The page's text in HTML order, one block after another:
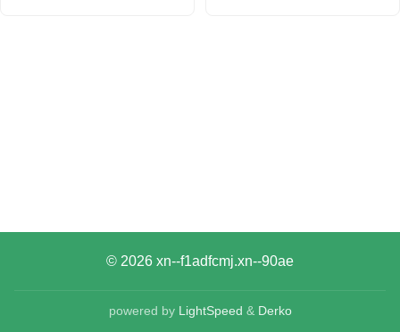
© 2026 xn--f1adfcmj.xn--90ae
powered by LightSpeed & Derko